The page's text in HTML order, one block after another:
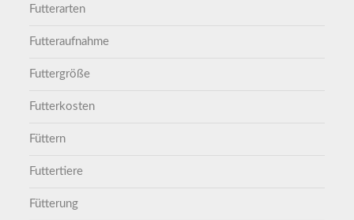
Futterarten
Futteraufnahme
Futtergröße
Futterkosten
Füttern
Futtertiere
Fütterung